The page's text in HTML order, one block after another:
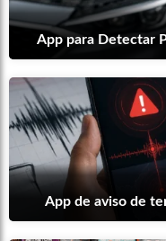
App para Detectar
App de aviso de